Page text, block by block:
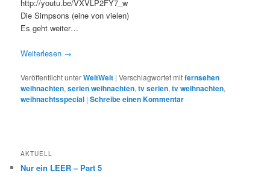
http://youtu.be/VXVLP2FY7_w
Die Simpsons (eine von vielen)
Es geht weiter…
Weiterlesen →
Veröffentlicht unterWeltWeit |Verschlagwortet mitfernsehen
weihnachten,serien weihnachten,tv serien,tv weihnachten,
weihnachtsspecial |Schreibe einen Kommentar
AKTUELL
Nur ein LEER – Part 5